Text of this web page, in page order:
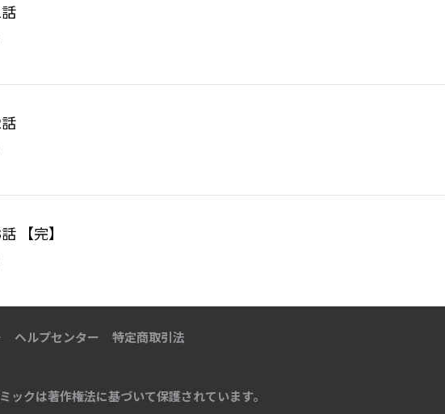
【完】
ヘルプセンター 特定商取引法
クは著作権法に基づいて保護されています。